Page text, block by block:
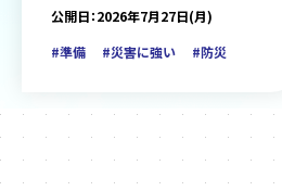
公開日：2026年7月27日(月)
#準備
#災害に強い #防災